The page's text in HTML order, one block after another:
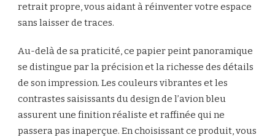
retrait propre, vous aidant à réinventer votre espace
sans laisser de traces.
Au-delà de sa praticité, ce papier peint panoramique
se distingue par la précision et la richesse des détails
de son impression. Les couleurs vibrantes et les
contrastes saisissants du design de l’avion bleu
assurent une finition réaliste et raffinée qui ne
passera pas inaperçue. En choisissant ce produit, vous